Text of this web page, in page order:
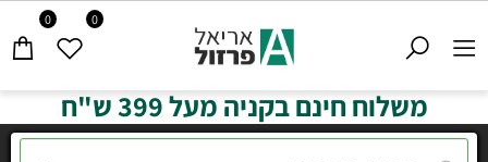
0 0
משלוח חינם בקניה מעל 399 ש"ח